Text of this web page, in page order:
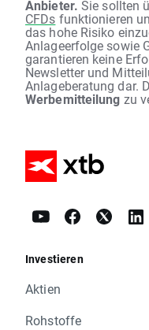
Anbieter. Sie sollten
CFDs funktionieren
das hohe Risiko
Anlageerfolge sowie
garantieren keine
Newsletter und
Anlageberatung dar.
Werbemitteilung zu
Investieren
Aktien
Rohstoffe